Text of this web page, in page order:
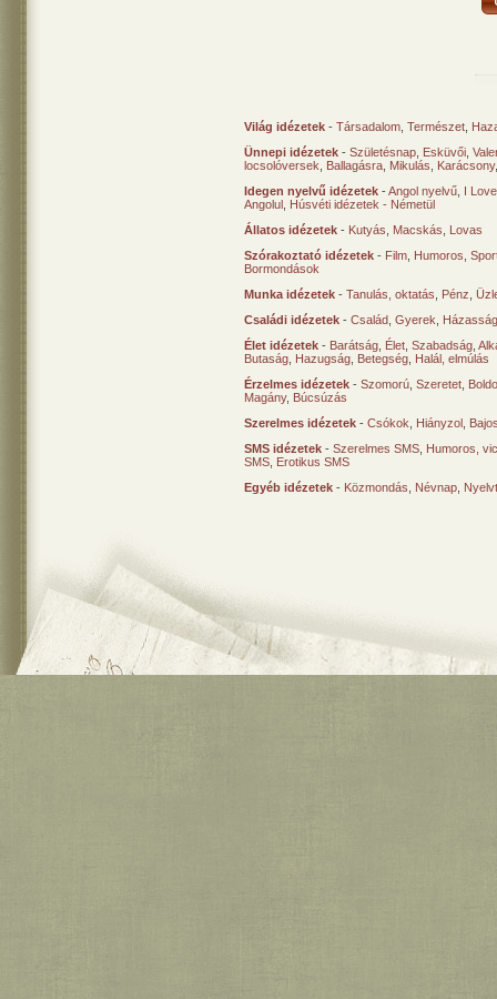
Világ idézetek - Társadalom Természet
Ünnepi idézetek - Születésnap Esküvői
locsolóversek
Ballagásra Mikulás Karácsony
Idegen nyelvű idézetek -Angol nyelvű I
Angolul Húsvéti idézetek - Németül
Állatos idézetek - Kutyás Macskás
Lovas
Szórakoztató idézetek - Film Humoros
Bormondások
Munka idézetek - Tanulás, oktatás Pénz
Családi idézetek - Család Gyerek
Élet idézetek - Barátság Élet Szabadság
Butaság Hazugság Betegség Halál, elmúlás
Érzelmes idézetek - Szomorú Szeretet
Magány, Búcsúzás
Szerelmes idézetek - Csókok Hiányzol
SMS idézetek - Szerelmes SMS Humoros,
SMS Erotikus SMS
Egyéb idézetek - Közmondás Névnap